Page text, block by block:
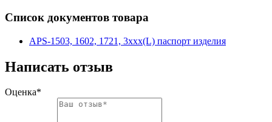
Список документов товара
APS-1503, 1602, 1721, 3xxx(L) паспорт изделия
Написать отзыв
Оценка*